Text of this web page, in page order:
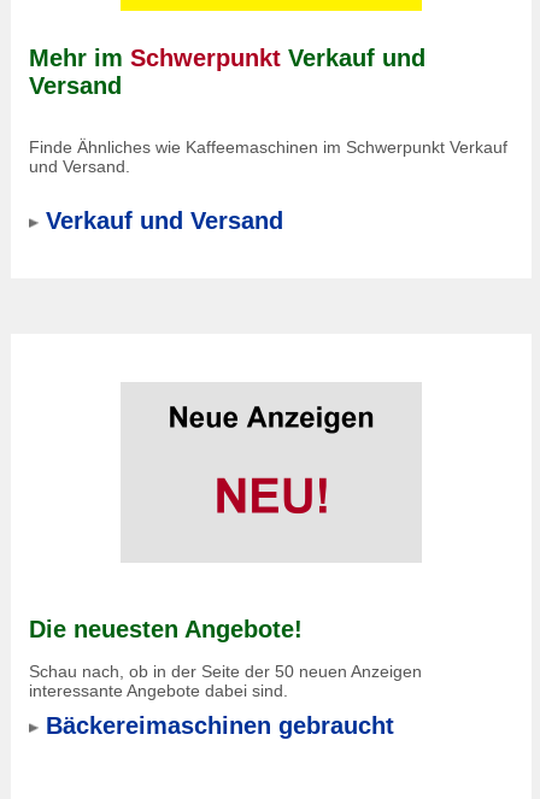
Mehr im Schwerpunkt Verkauf und
Versand
Finde Ähnliches wie Kaffeemaschinen im Schwerpunkt Verkauf
und Versand.
Verkauf und Versand
Die neuesten Angebote!
Schau nach, ob in der Seite der 50 neuen Anzeigen
interessante Angebote dabei sind.
Bäckereimaschinen gebraucht